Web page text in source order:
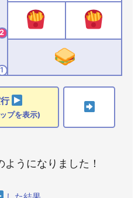
2
1
プを表示)
うになりました！